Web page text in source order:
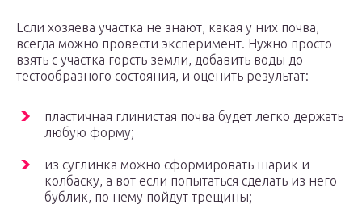
Если хозяева участка не знают, какая у них почва,
всегда можно провести эксперимент. Нужно просто
взять с участка горсть земли, добавить воды до
тестообразного состояния, и оценить результат:
пластичная глинистая почва будет легко держать
любую форму;
из суглинка можно сформировать шарик и
колбаску, а вот если попытаться сделать из него
бублик, по нему пойдут трещины;